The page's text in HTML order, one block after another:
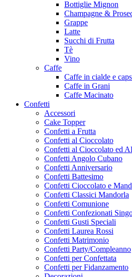
Bottiglie Mignon
Champagne &
Grappe
Latte
Succhi di Frutta
Tè
Vino
Caffe
Caffe in cialde e
Caffe in Grani
Caffe Macinato
Confetti
Accessori
Cake Topper
Confetti a Frutta
Confetti al Cioccolato
Confetti al Cioccolato ed
Confetti Angolo Cubano
Confetti Anniversario
Confetti Battesimo
Confetti Cioccolato e
Confetti Classici Mandorla
Confetti Comunione
Confetti Confezionati
Confetti Gusti Speciali
Confetti Laurea Rossi
Confetti Matrimonio
Confetti Party/Compleanno
Confetti per Confettata
Confetti per Fidanzamento